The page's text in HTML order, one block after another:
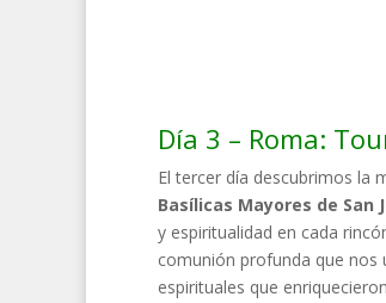
Día 3 – Roma:
El tercer día descubrimos la
Basílicas Mayores de San
y espiritualidad en cada
comunión profunda que nos
espirituales que